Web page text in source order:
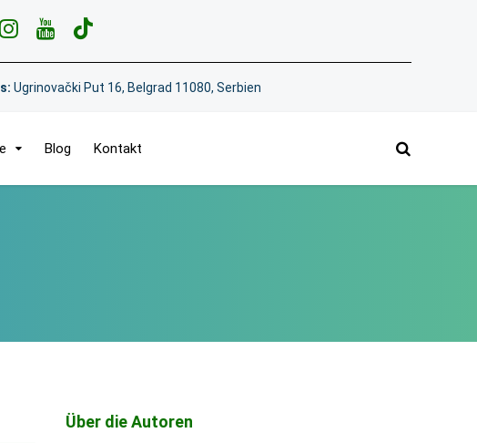
Ugrinovački Put 16, Belgrad 11080, Serbien
Blog Kontakt
Über die Autoren